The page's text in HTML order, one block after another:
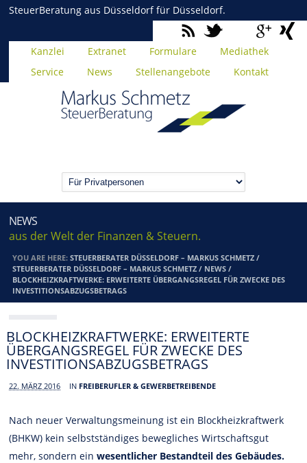
SteuerBeratung aus Düsseldorf für Düsseldorf.
Kanzlei Extranet Formulare
Mediathek
Service
News Stellenangebote Kontakt
NEWS
aus der Welt der Finanzen & Steuern.
YOU ARE HERE:STEUERBERATER DÜSSELDORF – MARKUS SCHMETZ /
STEUERBERATER DÜSSELDORF – MARKUS SCHMETZ / NEWS /
BLOCKHEIZKRAFTWERKE: ERWEITERTE ÜBERGANGSREGEL FÜR ZWECKE DES
INVESTITIONSABZUGSBETRAGS
BLOCKHEIZKRAFTWERKE: ERWEITERTE
ÜBERGANGSREGEL FÜR ZWECKE DES
INVESTITIONSABZUGSBETRAGS
22. MÄRZ 2016 IN FREIBERUFLER & GEWERBETREIBENDE
Nach neuer Verwaltungsmeinung ist ein Blockheizkraftwerk
(BHKW) kein selbstständiges bewegliches Wirtschaftsgut
mehr, sondern ein wesentlicher Bestandteil des Gebäudes.